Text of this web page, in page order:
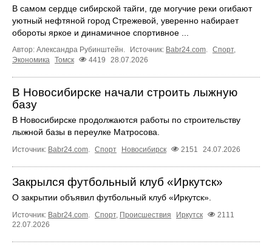
В самом сердце сибирской тайги, где могучие реки огибают
уютный нефтяной город Стрежевой, уверенно набирает
обороты яркое и динамичное спортивное ...
Автор: Александра Рубинштейн. Источник: Babr24.com. Спорт,
Экономика Томск 4419 28.07.2026
В Новосибирске начали строить лыжную
базу
В Новосибирске продолжаются работы по строительству
лыжной базы в переулке Матросова.
Источник: Babr24.com. Спорт Новосибирск 2151 24.07.2026
Закрылся футбольный клуб «Иркутск»
О закрытии объявил футбольный клуб «Иркутск».
Источник: Babr24.com. Спорт, Происшествия Иркутск
2111
22.07.2026